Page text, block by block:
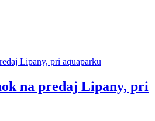
na predaj Lipany, pri